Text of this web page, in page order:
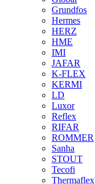
Grundfos
Hermes
HERZ
HME
IMI
JAFAR
K-FLEX
KERMI
LD
Luxor
Reflex
RIFAR
ROMMER
Sanha
STOUT
Tecofi
Thermaflex